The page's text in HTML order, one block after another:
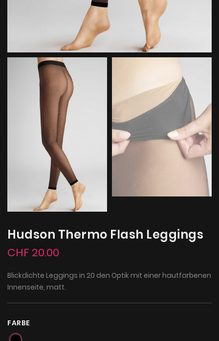
Hudson Thermo Flash Leggings
CHF 20.00
Blickdichte Leggings in 20 den Optik mit einer hautfarbenen
Innenseite, matt.
FARBE